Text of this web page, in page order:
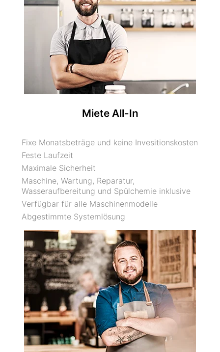
Miete All-In
Fixe Monatsbeträge und keine Invesitionskosten
Feste Laufzeit
Maximale Sicherheit
Maschine, Wartung, Reparatur,
Wasseraufbereitung und Spülchemie inklusive
Verfügbar für alle Maschinenmodelle
Abgestimmte Systemlösung